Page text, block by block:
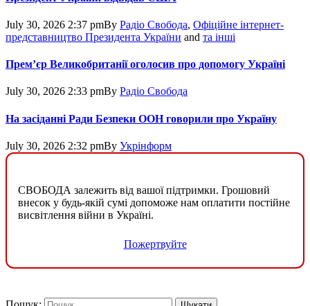
July 30, 2026 2:37 pmBy Радіо Свобода, Офіційне інтернет-
представництво Президента України and та інші
Прем’єр Великобританії оголосив про допомогу Україні
July 30, 2026 2:33 pmBy Радіо Свобода
На засіданні Ради Безпеки ООН говорили про Україну
July 30, 2026 2:32 pmBy Укрінформ
СВОБОДА залежить від вашої підтримки. Грошовий
внесок у будь-якій сумі допоможе нам оплатити постійне
висвітлення війни в Україні.
Пожертвуйте